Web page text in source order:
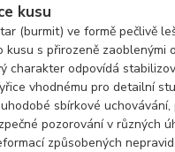
kusu
(burmit) ve formě pečlivě
kusu s přirozeně zaoblenými
charakter odpovídá
vhodnému pro detailní
sbírkové uchovávání,
pozorování v různých
způsobených